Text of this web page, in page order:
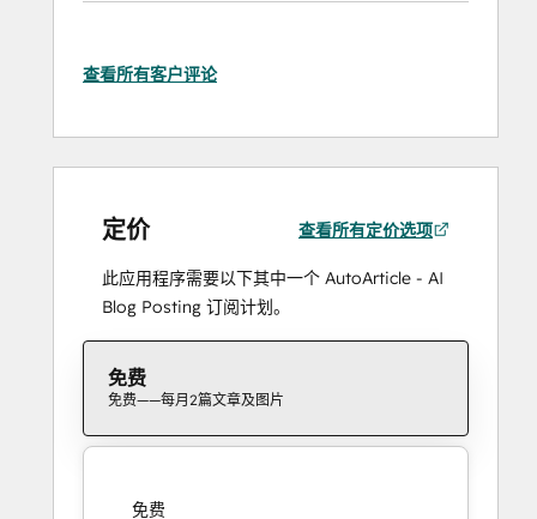
查看所有客户评论
定价 查看所有定价选项
此应用程序需要以下其中一个 AutoArticle - AI
Blog Posting 订阅计划。
免费
免费——每月2篇文章及图片
免费